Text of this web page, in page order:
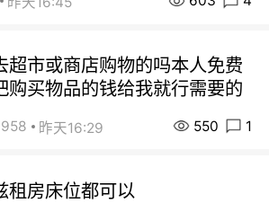
超市或商店购物的吗本人免费
购买物品的钱给我就行需要的
昨天16:29 550 1
租房床位都可以